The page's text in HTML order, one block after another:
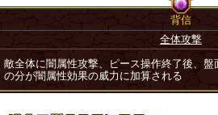
背信
全体攻撃
敵全体に闇属性攻撃、ピース操作終了後、
の分が闇属性効果の威力に加算される